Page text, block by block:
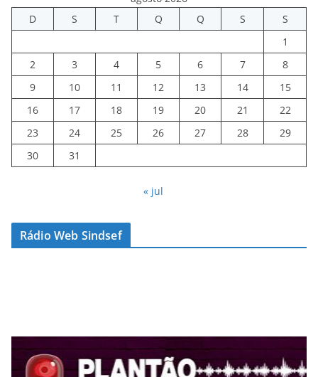
D
S T Q Q S
S
1
2
3 4 5 6 7
8
9
10 11 12 13 14
15
16
17 18 19 20 21
22
23
24 25 26 27 28
29
30
31
« jul
Rádio Web Sindsef